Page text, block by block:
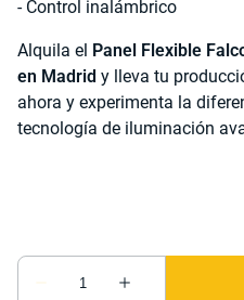
- Control inalámbrico
Alquila el Panel Flexible
en Madrid y lleva tu
ahora y experimenta la
tecnología de iluminación